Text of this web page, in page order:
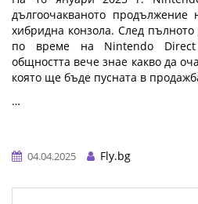
дългоочакваното
хибридна конзола. След
по време на Nintendo
общността вече знае какво да
която ще бъде пусната в
…
04.04.2025
Fly.bg